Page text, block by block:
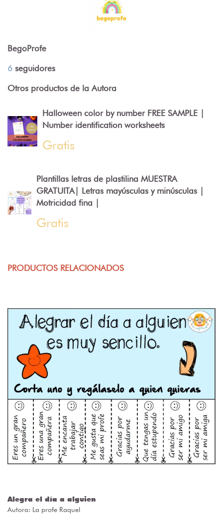
BegoProfe
6 seguidores
Otros productos de la Autora
Halloween color by number FREE SAMPLE |
Number identification worksheets
Gratis
Plantillas letras de plastilina MUESTRA
GRATUITA| Letras mayúsculas y minúsculas |
Motricidad fina |
Gratis
PRODUCTOS RELACIONADOS
Alegra el día a alguien
Autora: La profe Raquel